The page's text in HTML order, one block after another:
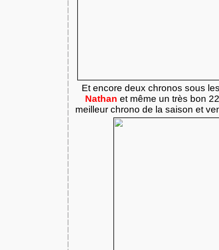
Et encore deux chronos sous
Nathan et même un très bon
meilleur chrono de la saison et